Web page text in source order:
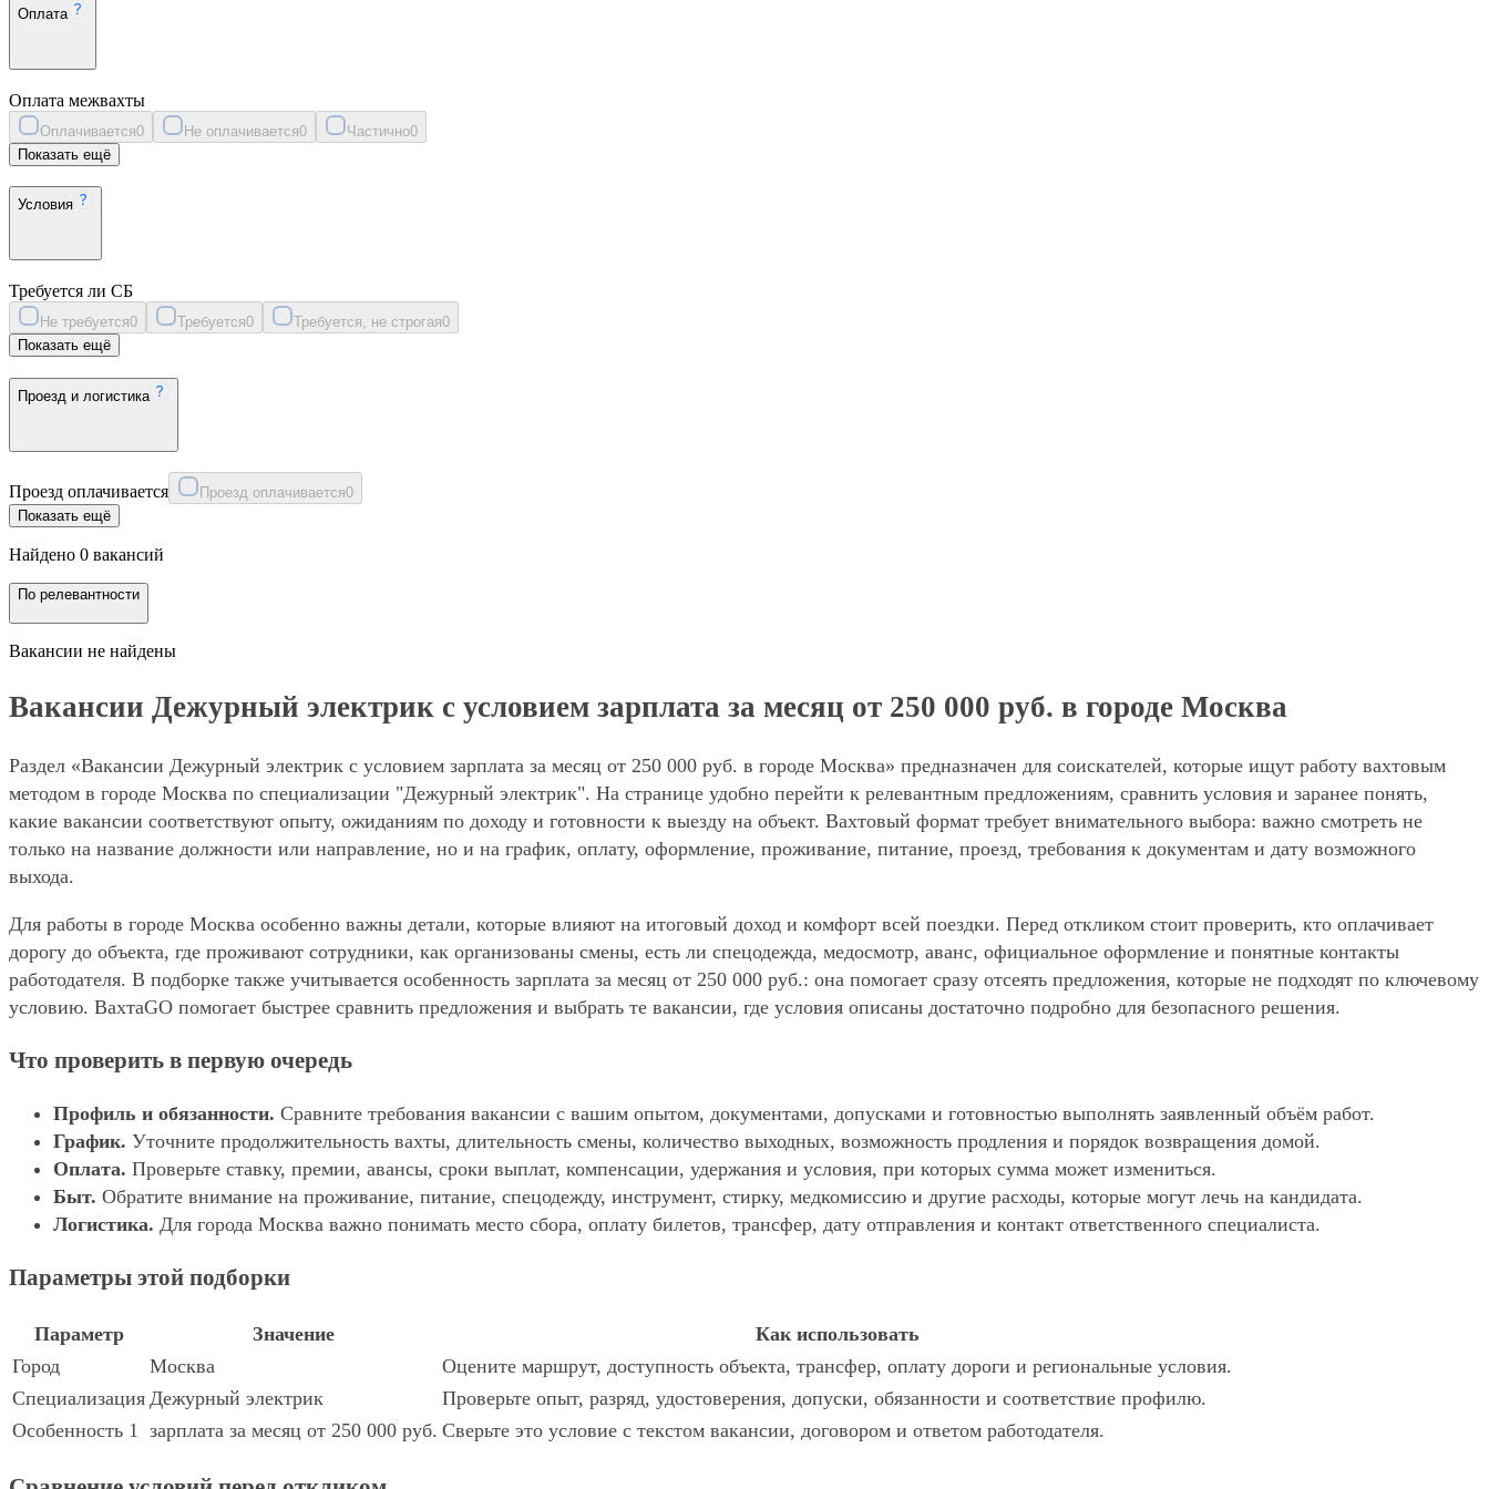
Оплата
Оплата межвахты
Оплачивается0 Не оплачивается0 Частично0
Показать ещё
Условия
Требуется ли СБ
Не требуется0 Требуется0 Требуется, не строгая0
Показать ещё
Проезд и логистика
Проезд оплачивается Проезд оплачивается0
Показать ещё
Найдено 0 вакансий
По релевантности
Вакансии не найдены
Вакансии Дежурный электрик с условием зарплата за месяц от 250 000 руб. в городе Москва
Раздел «Вакансии Дежурный электрик с условием зарплата за месяц от 250 000 руб. в городе Москва» предназначен для соискателей, которые ищут работу вахтовым
методом в городе Москва по специализации "Дежурный электрик". На странице удобно перейти к релевантным предложениям, сравнить условия и заранее понять,
какие вакансии соответствуют опыту, ожиданиям по доходу и готовности к выезду на объект. Вахтовый формат требует внимательного выбора: важно смотреть не
только на название должности или направление, но и на график, оплату, оформление, проживание, питание, проезд, требования к документам и дату возможного
выхода.
Для работы в городе Москва особенно важны детали, которые влияют на итоговый доход и комфорт всей поездки. Перед откликом стоит проверить, кто оплачивает
дорогу до объекта, где проживают сотрудники, как организованы смены, есть ли спецодежда, медосмотр, аванс, официальное оформление и понятные контакты
работодателя. В подборке также учитывается особенность зарплата за месяц от 250 000 руб.: она помогает сразу отсеять предложения, которые не подходят по ключевому
условию. ВахтаGO помогает быстрее сравнить предложения и выбрать те вакансии, где условия описаны достаточно подробно для безопасного решения.
Что проверить в первую очередь
Профиль и обязанности. Сравните требования вакансии с вашим опытом, документами, допусками и готовностью выполнять заявленный объём работ.
График. Уточните продолжительность вахты, длительность смены, количество выходных, возможность продления и порядок возвращения домой.
Оплата. Проверьте ставку, премии, авансы, сроки выплат, компенсации, удержания и условия, при которых сумма может измениться.
Быт. Обратите внимание на проживание, питание, спецодежду, инструмент, стирку, медкомиссию и другие расходы, которые могут лечь на кандидата.
Логистика. Для города Москва важно понимать место сбора, оплату билетов, трансфер, дату отправления и контакт ответственного специалиста.
Параметры этой подборки
Параметр Значение
Как использовать
Город
Москва
Оцените маршрут, доступность объекта, трансфер, оплату дороги и региональные условия.
Специализация Дежурный электрик
Проверьте опыт, разряд, удостоверения, допуски, обязанности и соответствие профилю.
Особенность 1 зарплата за месяц от 250 000 руб. Сверьте это условие с текстом вакансии, договором и ответом работодателя.